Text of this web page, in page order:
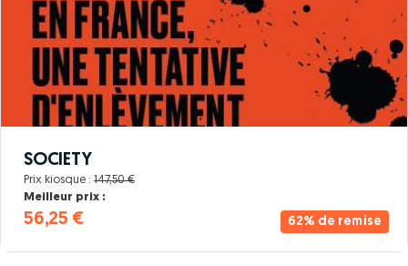
62% de remise
SOCIETY
Prix kiosque : 147,50 €
Meilleur prix :
56,25 €